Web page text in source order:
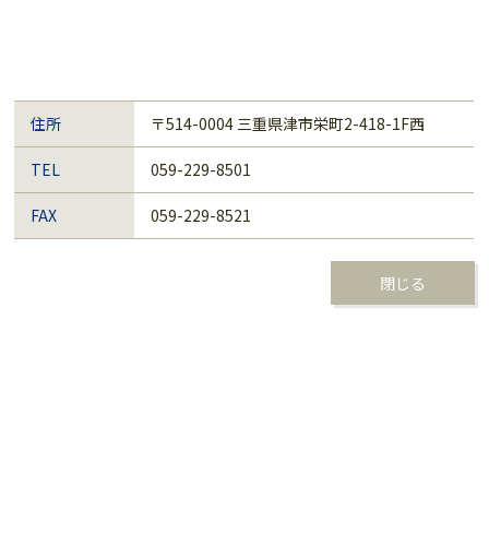
住所 〒514-0004 三重県津市栄町2-418-1F西
TEL 059-229-8501
FAX 059-229-8521
閉じる